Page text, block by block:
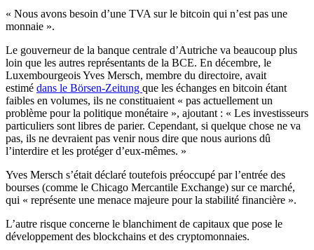
« Nous avons besoin d’une TVA sur le bitcoin qui n’est pas une
monnaie ».
Le gouverneur de la banque centrale d’Autriche va beaucoup plus
loin que les autres représentants de la BCE. En décembre, le
Luxembourgeois Yves Mersch, membre du directoire, avait
estimé dans le Börsen-Zeitung que les échanges en bitcoin étant
faibles en volumes, ils ne constituaient « pas actuellement un
problème pour la politique monétaire », ajoutant : « Les investisseurs
particuliers sont libres de parier. Cependant, si quelque chose ne va
pas, ils ne devraient pas venir nous dire que nous aurions dû
l’interdire et les protéger d’eux-mêmes. »
Yves Mersch s’était déclaré toutefois préoccupé par l’entrée des
bourses (comme le Chicago Mercantile Exchange) sur ce marché,
qui « représente une menace majeure pour la stabilité financière ».
L’autre risque concerne le blanchiment de capitaux que pose le
développement des blockchains et des cryptomonnaies.